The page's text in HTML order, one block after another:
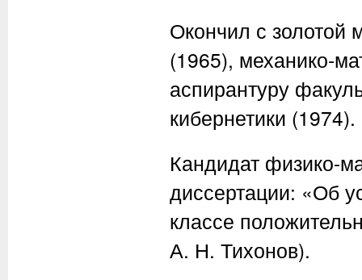
Окончил с
(1965), механико-
аспирантуру
кибернетики (1974).
Кандидат физико-
диссертации: «Об
классе
А. Н. Тихонов).